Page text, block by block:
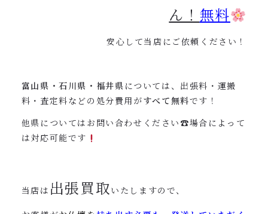
ん！ 無料
安心して当店にご依頼ください！
富山県・石川県・福井県 については、出張料・運搬
料・査定料などの処分費用がすべて無料です！
他県についてはお問い合わせください☎︎場合によって
は対応可能です
当店は 出張買取いたしますので、